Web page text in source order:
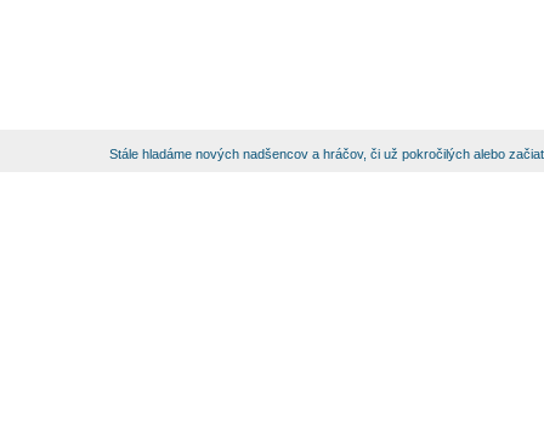
Stále hladáme nových nadšencov a hráčov, či už pokročilých alebo